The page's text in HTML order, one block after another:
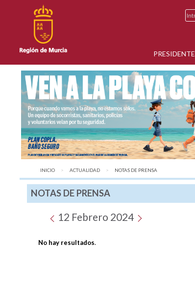
PRESIDENTE
INICIO ACTUALIDAD AQUÍ:
NOTAS DE PRENSA
NOTAS DE PRENSA
12 Febrero 2024
No hay resultados.